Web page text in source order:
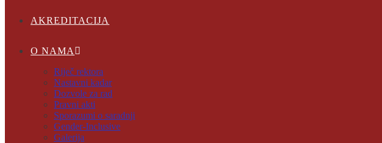
AKREDITACIJA
O NAMA
Riječ rektora
Nastavni kadar
Dozvole za rad
Pravni akti
Sporazumi o saradnji
Gender-Inclusive
Galerija